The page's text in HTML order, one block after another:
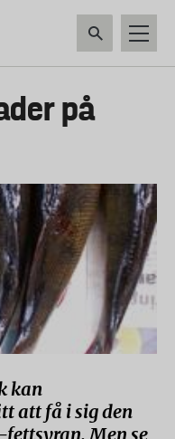
VERKTYG &
på
kan
att få i sig den
Men se